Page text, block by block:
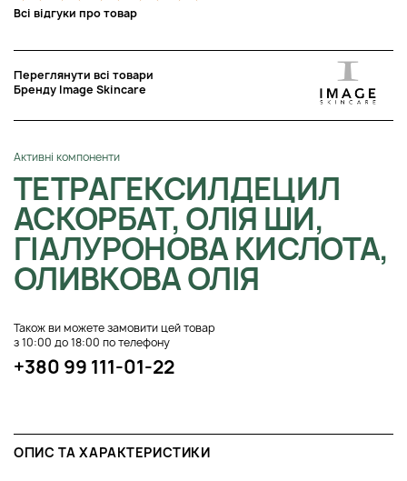
Всі відгуки про товар
Переглянути всі товари
Бренду Image Skincare
Активні компоненти
ТЕТРАГЕКСИЛДЕЦИЛ
АСКОРБАТ, ОЛІЯ ШИ,
ГІАЛУРОНОВА КИСЛОТА,
ОЛИВКОВА ОЛІЯ
Також ви можете замовити цей товар
з 10:00 до 18:00 по телефону
+380 99 111-01-22
ОПИС ТА ХАРАКТЕРИСТИКИ